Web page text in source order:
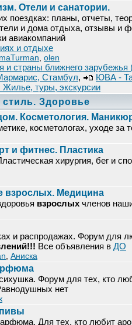
Отели и санатории.
поездках: планы, отчеты,
и дома отдыха, отзывы и
авиакомпаний
и отдыхе
olen
и страны ближнего
Стамбул, ЮВА -
туры, экскурсии
Здоровье
Косметология.
косметологах, уходе за
и фитнес. Пластика
хирургия, бег и
взрослых. Медицина
взрослых членов
и распродажах. Форум для
Все объявления в ДО
Аниска
Форум для тех, кто
нет
Для тех, кто любит